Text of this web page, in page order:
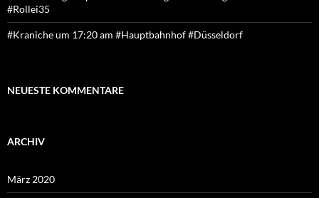
#Rollei35
#Kraniche um 17:20 am #Hauptbahnhof #Düsseldorf
NEUESTE KOMMENTARE
ARCHIV
März 2020